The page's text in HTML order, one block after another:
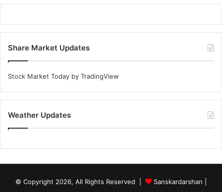
Share Market Updates
Stock Market Today by TradingView
Weather Updates
© Copyright 2026, All Rights Reserved | Sanskardarshan